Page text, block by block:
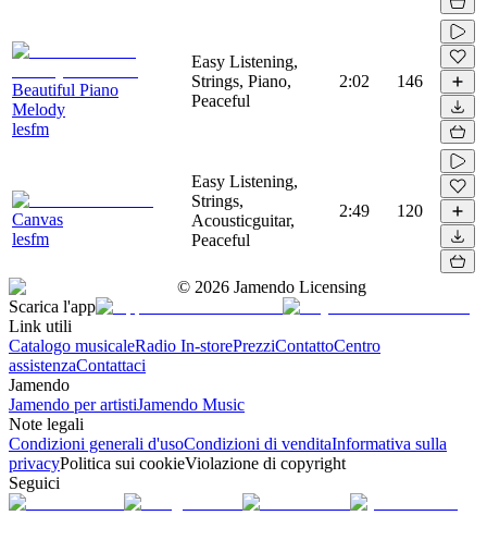
Beautiful Piano
Melody
lesfm
Easy Listening,
Strings, Piano,
Peaceful
2:02 146
Canvas
lesfm
Easy Listening,
Strings,
Acousticguitar,
Peaceful
2:49 120
© 2026 Jamendo Licensing
Scarica l'app
Link utili
Catalogo musicaleRadio In-storePrezziContattoCentro
assistenzaContattaci
Jamendo
Jamendo per artistiJamendo Music
Note legali
Condizioni generali d'usoCondizioni di venditaInformativa sulla
privacyPolitica sui cookieViolazione di copyright
Seguici